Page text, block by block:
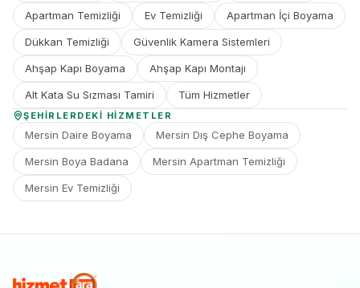
Apartman Temizliği Ev Temizliği Apartman İçi Boyama
Dükkan Temizliği Güvenlik Kamera Sistemleri
Ahşap Kapı Boyama Ahşap Kapı Montajı
Alt Kata Su Sızması Tamiri Tüm Hizmetler
ŞEHIRLERDEKI HIZMETLER
Mersin Daire Boyama Mersin Dış Cephe Boyama
Mersin Boya Badana Mersin Apartman Temizliği
Mersin Ev Temizliği